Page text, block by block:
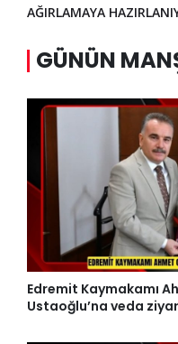
AĞIRLAMAYA
GÜNÜN
Edremit Kaymakamı
Ustaoğlu’na veda